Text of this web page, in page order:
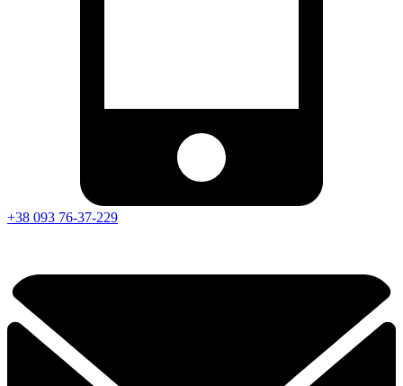
+38 093 76-37-229